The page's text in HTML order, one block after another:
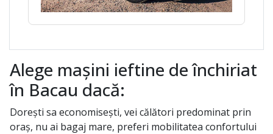
Alege mașini ieftine de închiriat
în Bacau dacă:
Dorești sa economisești, vei călători predominat prin
oraș, nu ai bagaj mare, preferi mobilitatea confortului